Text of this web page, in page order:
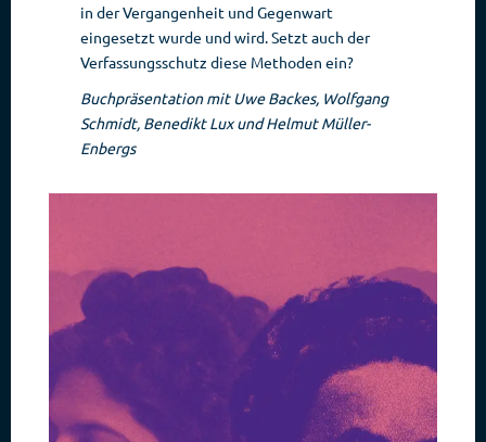
in der Vergangenheit und Gegenwart
eingesetzt wurde und wird. Setzt auch der
Verfassungsschutz diese Methoden ein?
Buchpräsentation mit Uwe Backes, Wolfgang
Schmidt, Benedikt Lux und Helmut Müller-
Enbergs